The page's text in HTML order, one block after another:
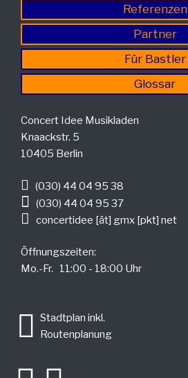
Referenzen
Partner
Für Bastler
Glossar
Concert Idee Musikladen
Knaackstr. 5
10405 Berlin
(030) 44 04 95 38
(030) 44 04 95 37
concertidee [ät] gmx [pkt] net
Öffnungszeiten:
Mo.-Fr. 11:00 - 18:00 Uhr
Stadtplan inkl.
Routenplanung